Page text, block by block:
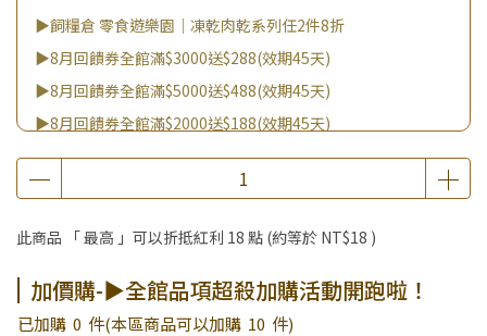
▶飼糧倉 零食遊樂園｜凍乾肉乾系列任2件8折
▶8月回饋券全館滿$3000送$288(效期45天)
▶8月回饋券全館滿$5000送$488(效期45天)
▶8月回饋券全館滿$2000送$188(效期45天)
▶8月回饋券全館滿$8000送$888(效期45天)
▶消費滿999｜享超值價$299加購BIO UP面膜
組！
▶王國加購活動 訂單享超值優惠價加購好物
▶全館品項超殺加購活動開跑啦！
此商品 「 最高 」可以折抵紅利 18 點 (約等於 NT$18 )
加價購-▶全館品項超殺加購活動開跑啦！
已加購 0 件(本區商品可以加購 10 件)